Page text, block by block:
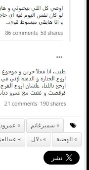
سميرغانم
الهضبة
دلال